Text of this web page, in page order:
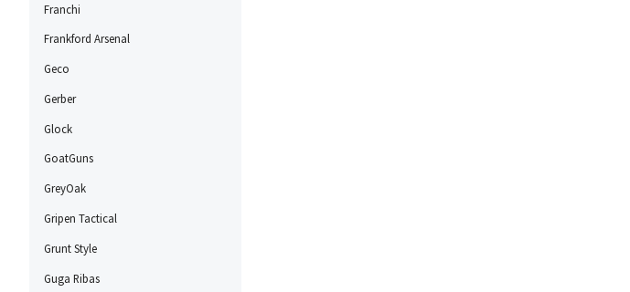
Franchi
Frankford Arsenal
Geco
Gerber
Glock
GoatGuns
GreyOak
Gripen Tactical
Grunt Style
Guga Ribas